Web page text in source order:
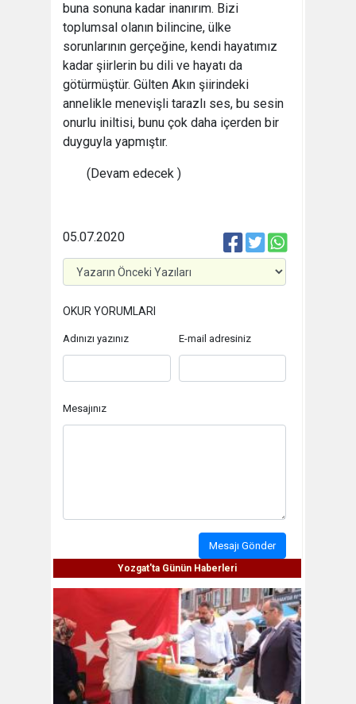
buna sonuna kadar inanırım. Bizi
toplumsal olanın bilincine, ülke
sorunlarının gerçeğine, kendi hayatımız
kadar şiirlerin bu dili ve hayatı da
götürmüştür. Gülten Akın şiirindeki
annelikle menevişli tarazlı ses, bu sesin
onurlu iniltisi, bunu çok daha içerden bir
duyguyla yapmıştır.
(Devam edecek )
05.07.2020
OKUR YORUMLARI
Adınızı yazınız E-mail adresiniz
Mesajınız
Mesajı Gönder
Yozgat'ta Günün Haberleri